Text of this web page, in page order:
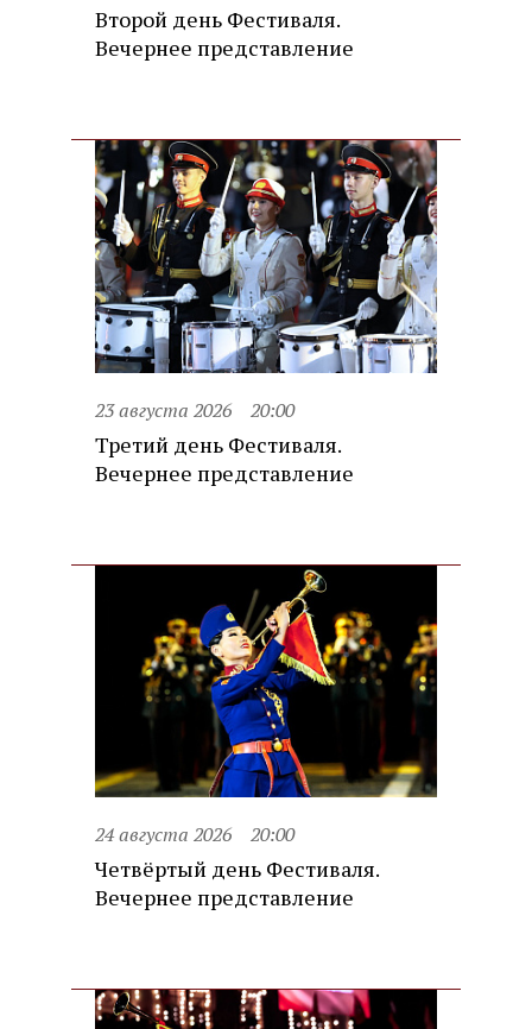
Второй день Фестиваля.
Вечернее представление
23 августа 2026 20:00
Третий день Фестиваля.
Вечернее представление
24 августа 2026 20:00
Четвёртый день Фестиваля.
Вечернее представление